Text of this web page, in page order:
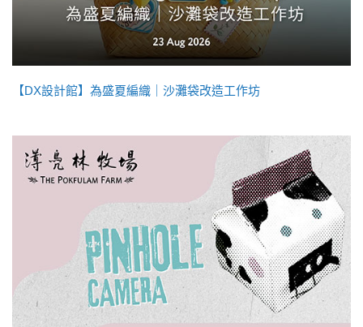
【DX設計館】為盛夏編織｜沙灘袋改造工作坊